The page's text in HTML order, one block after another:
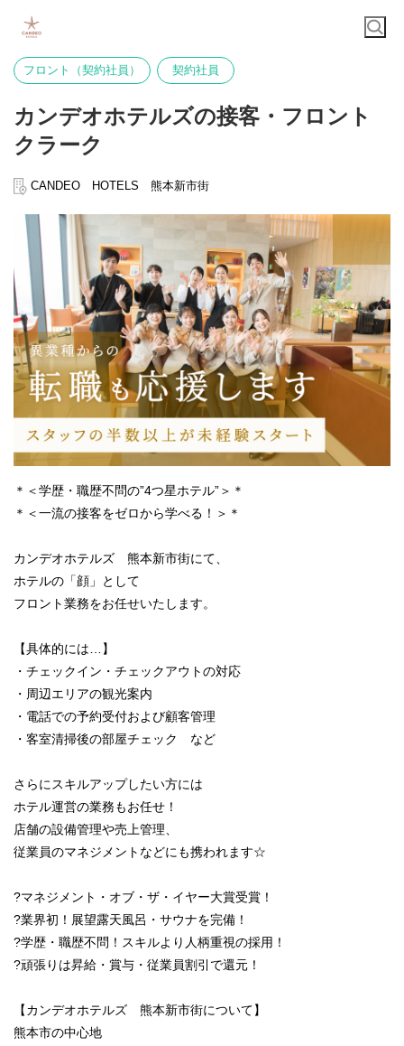
フロント（契約社員） 契約社員
カンデオホテルズの接客・フロント
クラーク
CANDEO HOTELS 熊本新市街
＊＜学歴・職歴不問の”4つ星ホテル”＞＊
＊＜一流の接客をゼロから学べる！＞＊
カンデオホテルズ 熊本新市街にて、
ホテルの「顔」として
フロント業務をお任せいたします。
【具体的には…】
・チェックイン・チェックアウトの対応
・周辺エリアの観光案内
・電話での予約受付および顧客管理
・客室清掃後の部屋チェック など
さらにスキルアップしたい方には
ホテル運営の業務もお任せ！
店舗の設備管理や売上管理、
従業員のマネジメントなどにも携われます☆
?マネジメント・オブ・ザ・イヤー大賞受賞！
?業界初！展望露天風呂・サウナを完備！
?学歴・職歴不問！スキルより人柄重視の採用！
?頑張りは昇給・賞与・従業員割引で還元！
【カンデオホテルズ 熊本新市街について】
熊本市の中心地